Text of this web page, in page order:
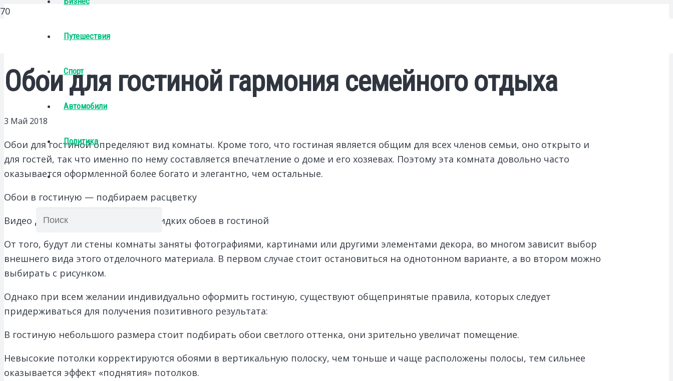
Путешествия
Спорт
Автомобили
Политика
Обои для гостиной гармония семейного отдыха
3 Май 2018
Обои для гостиной определяют вид комнаты. Кроме того, что гостиная является общим для всех членов семьи, оно открыто и
для гостей, так что именно по нему составляется впечатление о доме и его хозяевах. Поэтому эта комната довольно часто
оказывается оформленной более богато и элегантно, чем остальные.
Обои в гостиную — подбираем расцветку
Видео демонстрирует поклейку жидких обоев в гостиной
От того, будут ли стены комнаты заняты фотографиями, картинами или другими элементами декора, во многом зависит выбор
внешнего вида этого отделочного материала. В первом случае стоит остановиться на однотонном варианте, а во втором можно
выбирать с рисунком.
Однако при всем желании индивидуально оформить гостиную, существуют общепринятые правила, которых следует
придерживаться для получения позитивного результата:
В гостиную небольшого размера стоит подбирать обои светлого оттенка, они зрительно увеличат помещение.
Невысокие потолки корректируются обоями в вертикальную полоску, чем тоньше и чаще расположены полосы, тем сильнее
оказывается эффект «поднятия» потолков.